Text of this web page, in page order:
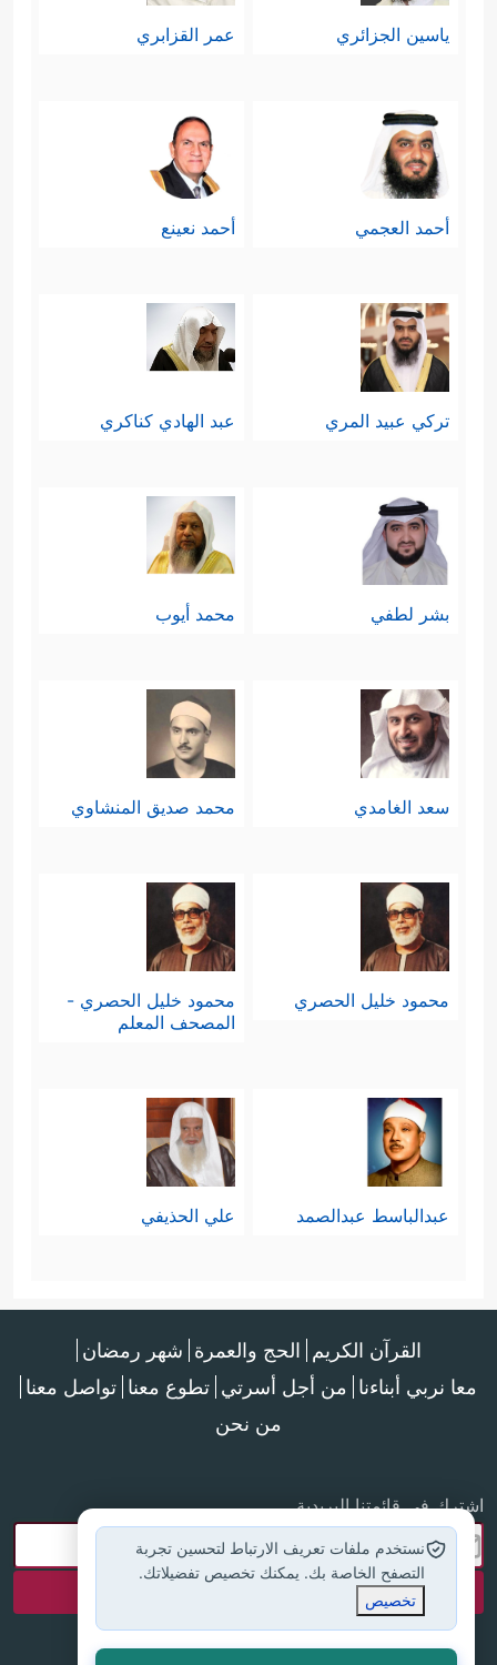
ياسين الجزائري عمر القزابري
أحمد العجمي أحمد نعينع
تركي عبيد المري عبد الهادي كناكري
بشر لطفي محمد أيوب
سعد الغامدي محمد صديق المنشاوي
محمود خليل الحصري
محمود خليل الحصري -
المصحف المعلم
عبدالباسط عبدالصمد علي الحذيفي
القرآن الكريم الحج والعمرة شهر رمضان
معا نربي أبناءنا من أجل أسرتي تطوع معنا تواصل معنا
من نحن
اشترك في قائمتنا البريدية
نستخدم ملفات تعريف الارتباط لتحسين تجربة
التصفح الخاصة بك. يمكنك تخصيص تفضيلاتك.
تخصيص